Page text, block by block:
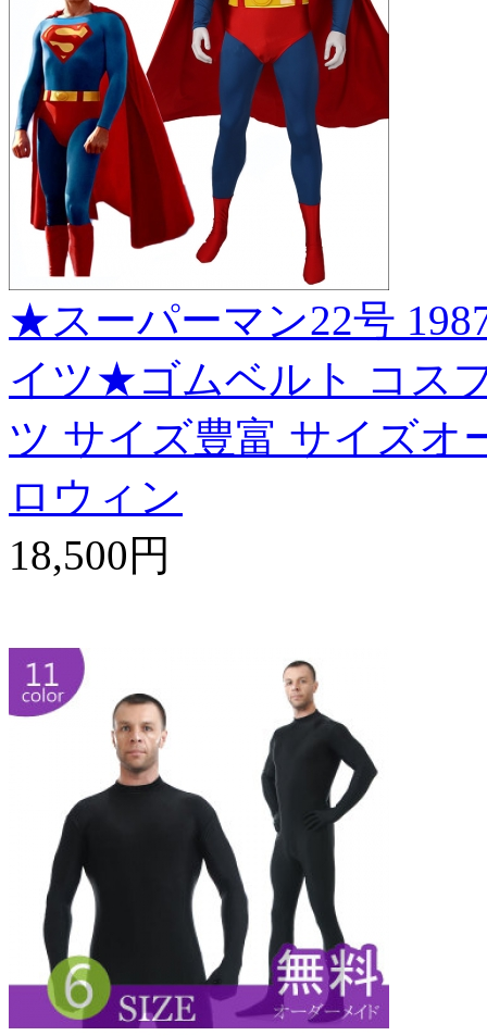
★スーパーマン22号
イツ★ゴムベルト コスプ
ツ サイズ豊富 サイズオ
ロウィン
18,500円